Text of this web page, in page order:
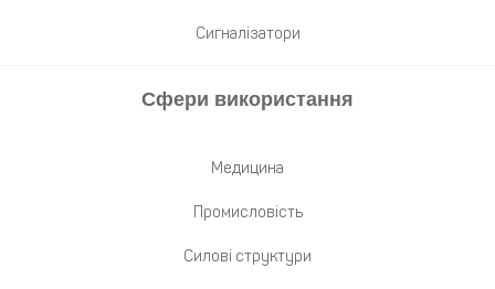
Сигналізатори
Сфери використання
Медицина
Промисловість
Cилові структури